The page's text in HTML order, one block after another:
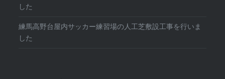
した
練馬高野台屋内サッカー練習場の人工芝敷設工事を行いま
した